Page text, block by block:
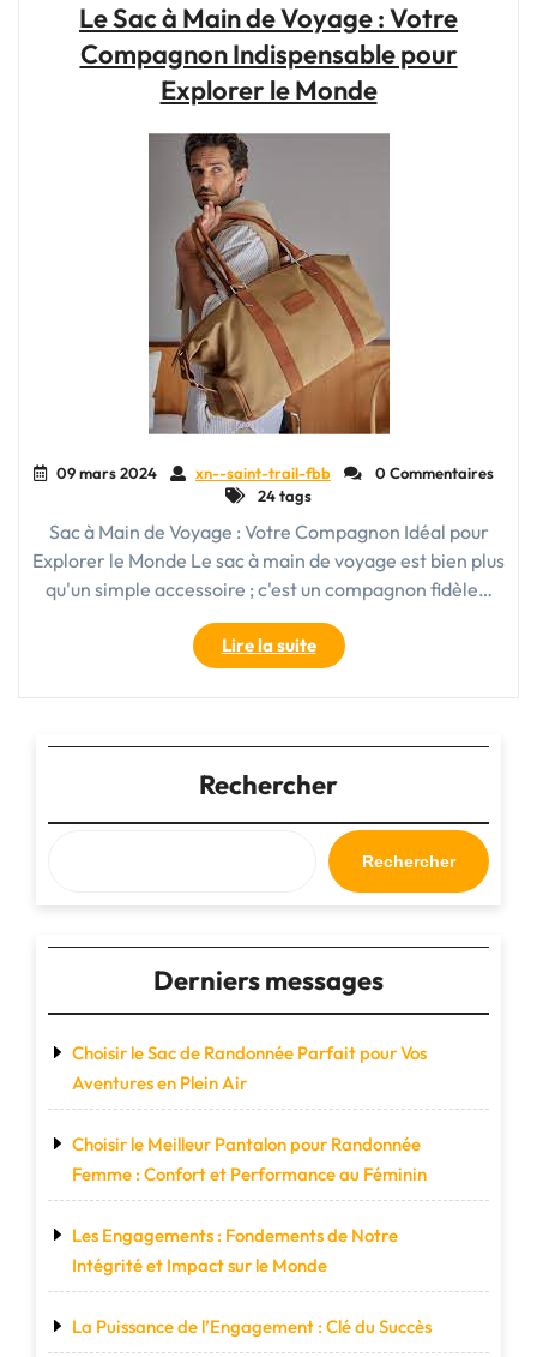
voyage
:
l’indispensable
bagage
cabine
Le Sac à Main de Voyage : Votre
Compagnon Indispensable pour
Explorer le Monde
09 mars 2024 xn--saint-trail-fbb
0 Commentaires
24 tags
Sac à Main de Voyage : Votre Compagnon Idéal pour
Explorer le Monde Le sac à main de voyage est bien plus
qu'un simple accessoire ; c'est un compagnon fidèle…
Lire la suite"Le
Sac
à
de
Voyage
:
Votre
Compagnon
Indispensable
Monde"
Rechercher
Rechercher
Derniers messages
Choisir le Sac de Randonnée Parfait pour Vos
Aventures en Plein Air
Choisir le Meilleur Pantalon pour Randonnée
Femme : Confort et Performance au Féminin
Les Engagements : Fondements de Notre
Intégrité et Impact sur le Monde
La Puissance de l’Engagement : Clé du Succès